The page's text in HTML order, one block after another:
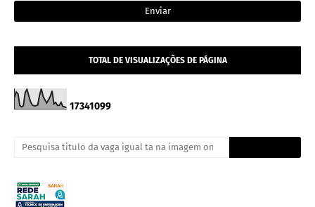
TOTAL DE VISUALIZAÇÕES DE PÁGINA
17341099